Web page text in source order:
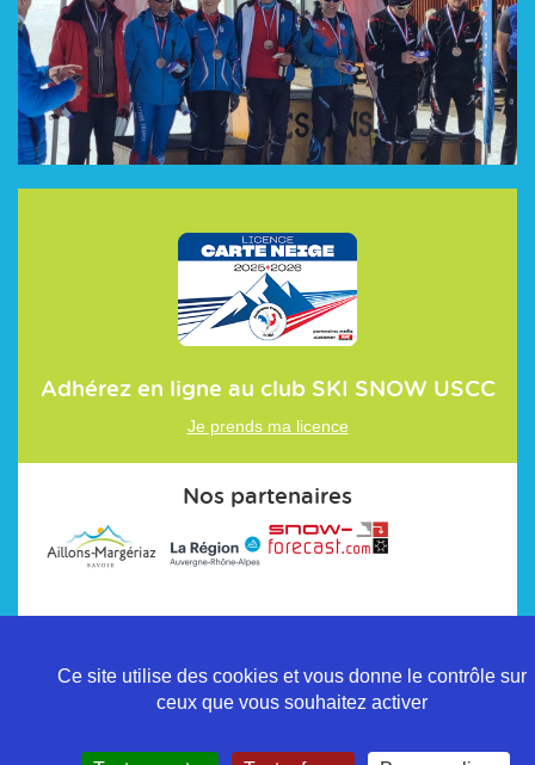
Adhérez en ligne au club SKI SNOW USCC
Je prends ma licence
Nos partenaires
Ce site utilise des cookies et vous donne le contrôle sur
ceux que vous souhaitez activer